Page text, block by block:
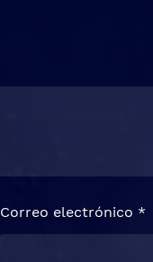
Correo electrónico *